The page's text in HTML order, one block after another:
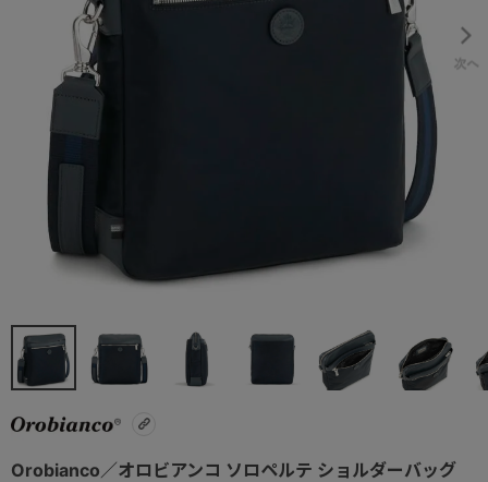
Orobianco／オロビアンコ ソロペルテ ショルダーバッグ